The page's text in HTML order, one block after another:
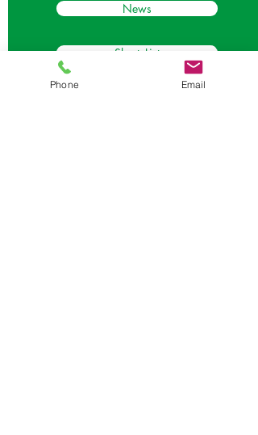
News
Short_List
Phone Email